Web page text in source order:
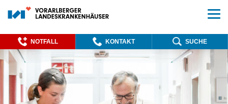
NOTFALL KONTAKT SUCHE